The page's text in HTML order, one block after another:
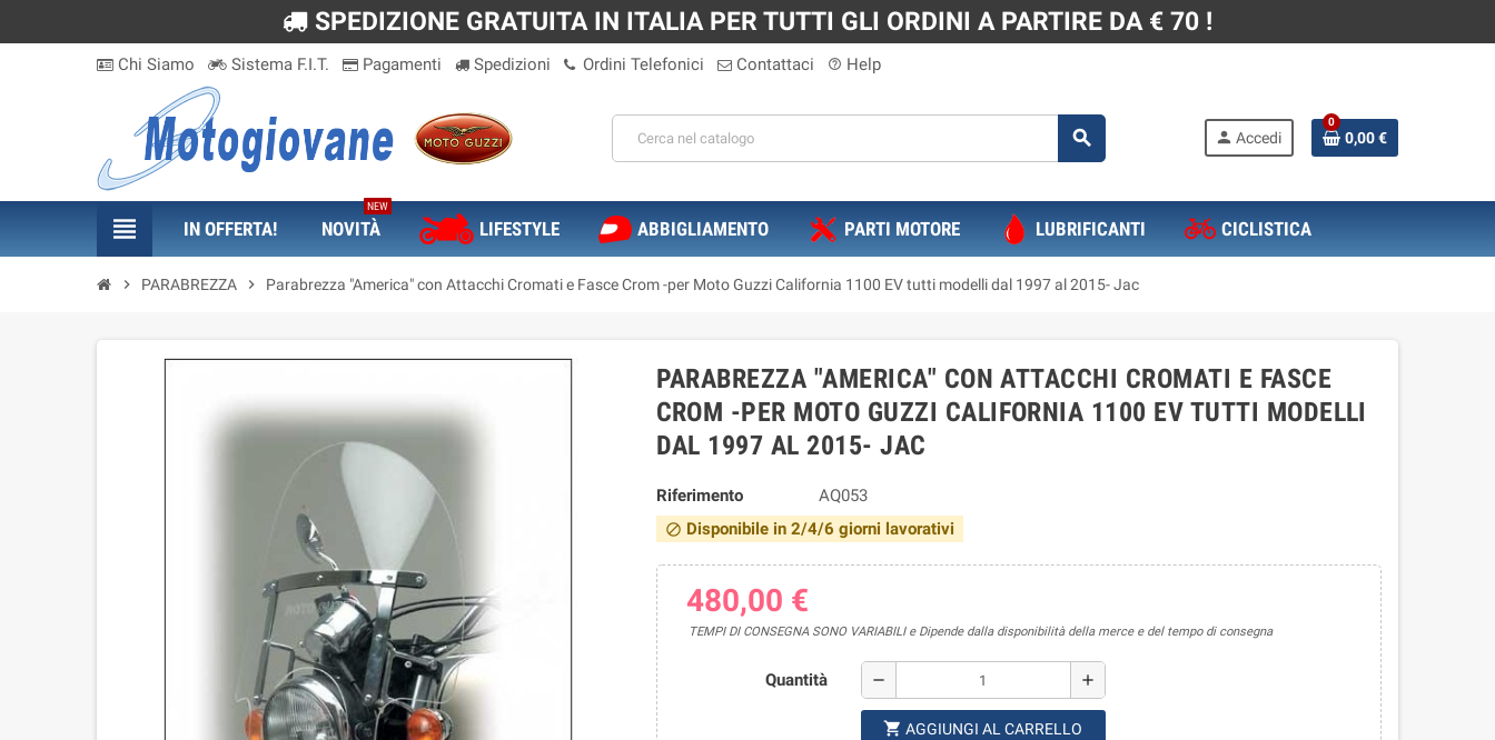
SPEDIZIONE GRATUITA IN ITALIA PER TUTTI GLI ORDINI A PARTIRE DA € 70 !
Chi Siamo Sistema F.I.T. Pagamenti Spedizioni Ordini Telefonici Contattaci help_outline Help
search person Accedi
0
0,00 €
view_headline IN OFFERTA! NOVITÀ
NEW
LIFESTYLE ABBIGLIAMENTO PARTI MOTORE LUBRIFICANTI CICLISTICA
chevron_right PARABREZZA chevron_right Parabrezza "America" con Attacchi Cromati e Fasce Crom -per Moto Guzzi California 1100 EV tutti modelli dal 1997 al 2015- Jac
PARABREZZA "AMERICA" CON ATTACCHI CROMATI E FASCE
CROM -PER MOTO GUZZI CALIFORNIA 1100 EV TUTTI MODELLI
DAL 1997 AL 2015- JAC
Riferimento AQ053
block Disponibile in 2/4/6 giorni lavorativi
480,00 €
TEMPI DI CONSEGNA SONO VARIABILI e Dipende dalla disponibilità della merce e del tempo di consegna
Quantità remove add
shopping_cart AGGIUNGI AL CARRELLO